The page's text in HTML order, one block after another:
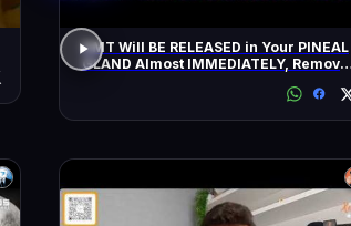
DMT Will BE RELEASED in Your PINEAL
GLAND Almost IMMEDIATELY, Remove